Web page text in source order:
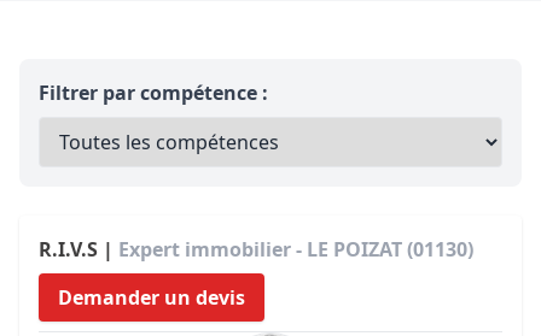
Filtrer par compétence :
R.I.V.S | Expert immobilier - LE POIZAT (01130)
Demander un devis